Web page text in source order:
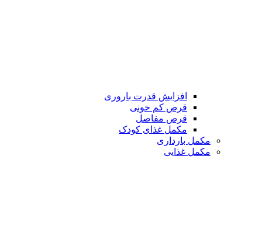
افزایش قدرت باروری
قرص کم خونی
قرص مفاصل
مکمل غذای کودک
مکمل بارداری
مکمل غذایی